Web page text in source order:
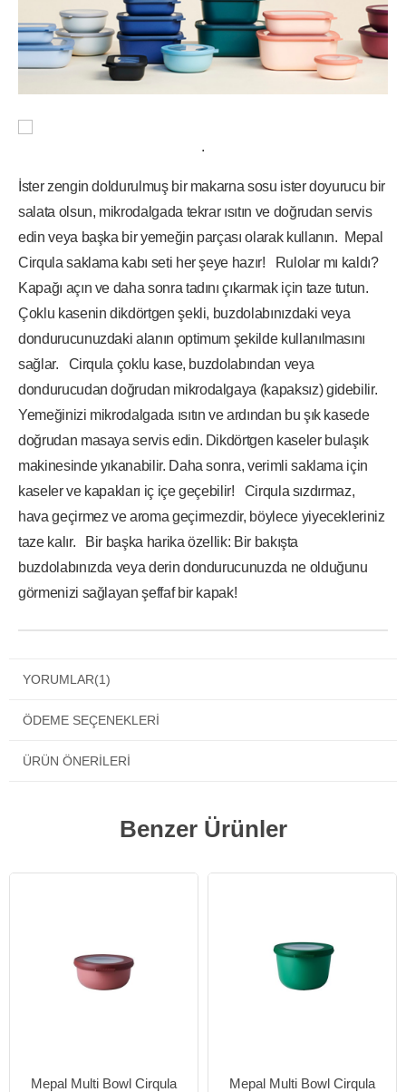
.
İster zengin doldurulmuş bir makarna sosu ister doyurucu bir
salata olsun, mikrodalgada tekrar ısıtın ve doğrudan servis
edin veya başka bir yemeğin parçası olarak kullanın. Mepal
Cirqula saklama kabı seti her şeye hazır! Rulolar mı kaldı?
Kapağı açın ve daha sonra tadını çıkarmak için taze tutun.
Çoklu kasenin dikdörtgen şekli, buzdolabınızdaki veya
dondurucunuzdaki alanın optimum şekilde kullanılmasını
sağlar. Cirqula çoklu kase, buzdolabından veya
dondurucudan doğrudan mikrodalgaya (kapaksız) gidebilir.
Yemeğinizi mikrodalgada ısıtın ve ardından bu şık kasede
doğrudan masaya servis edin. Dikdörtgen kaseler bulaşık
makinesinde yıkanabilir. Daha sonra, verimli saklama için
kaseler ve kapakları iç içe geçebilir! Cirqula sızdırmaz,
hava geçirmez ve aroma geçirmezdir, böylece yiyecekleriniz
taze kalır. Bir başka harika özellik: Bir bakışta
buzdolabınızda veya derin dondurucunuzda ne olduğunu
görmenizi sağlayan şeffaf bir kapak!
YORUMLAR(1)
ÖDEME SEÇENEKLERI
ÜRÜN ÖNERILERI
Benzer Ürünler
Mepal Multi Bowl Cirqula
Mepal Multi Bowl Cirqula